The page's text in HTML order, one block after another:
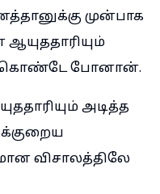
முன்பாக
போனான்.
அடித்த
விசாலத்திலே